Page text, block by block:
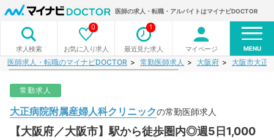
医師の求人・転職・アルバイトはマイナビDOCTOR
求人検索 お気に入り求人
0
最近見た求人
1
マイページ MENU
医師求人・転職のマイナビDOCTOR 常勤医師求人 大阪府 大阪市大正
常勤求人
大正病院附属産婦人科クリニックの常勤医師求人
【大阪府／大阪市】駅から徒歩圏内◎週5日1,000